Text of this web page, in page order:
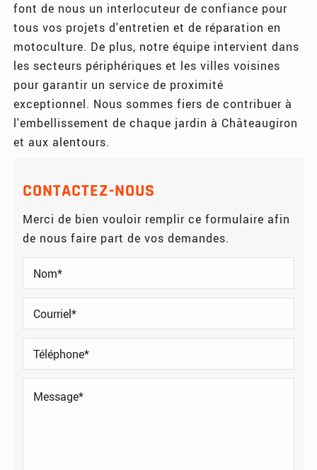
font de nous un interlocuteur de confiance pour
tous vos projets d'entretien et de réparation en
motoculture. De plus, notre équipe intervient dans
les secteurs périphériques et les villes voisines
pour garantir un service de proximité
exceptionnel. Nous sommes fiers de contribuer à
l'embellissement de chaque jardin à Châteaugiron
et aux alentours.
CONTACTEZ-NOUS
Merci de bien vouloir remplir ce formulaire afin
de nous faire part de vos demandes.